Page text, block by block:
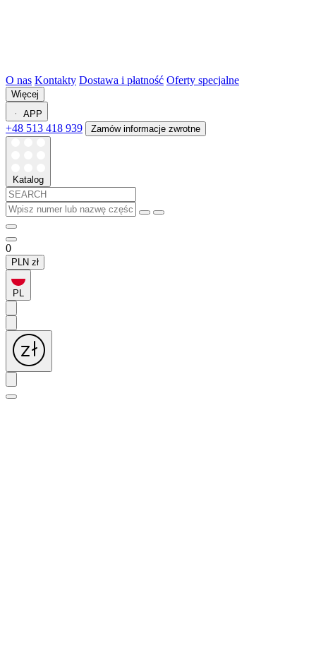
O nas Kontakty Dostawa i płatność Oferty specjalne
Więcej
APP
+48 513 418 939 Zamów informacje zwrotne
Katalog
0
PLN zł
PL